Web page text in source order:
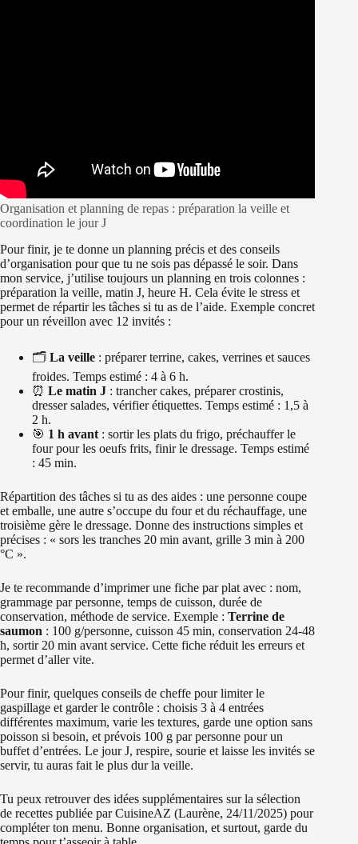
Organisation et planning de repas : préparation la veille et
coordination le jour J
Pour finir, je te donne un planning précis et des conseils
d’organisation pour que tu ne sois pas dépassé le soir. Dans
mon service, j’utilise toujours un planning en trois colonnes :
préparation la veille, matin J, heure H. Cela évite le stress et
permet de répartir les tâches si tu as de l’aide. Exemple concret
pour un réveillon avec 12 invités :
🗂️ La veille : préparer terrine, cakes, verrines et sauces
froides. Temps estimé : 4 à 6 h.
⏰ Le matin J : trancher cakes, préparer crostinis,
dresser salades, vérifier étiquettes. Temps estimé : 1,5 à
2 h.
🎯 1 h avant : sortir les plats du frigo, préchauffer le
four pour les oeufs frits, finir le dressage. Temps estimé
: 45 min.
Répartition des tâches si tu as des aides : une personne coupe
et emballe, une autre s’occupe du four et du réchauffage, une
troisième gère le dressage. Donne des instructions simples et
précises : « sors les tranches 20 min avant, grille 3 min à 200
°C ».
Je te recommande d’imprimer une fiche par plat avec : nom,
grammage par personne, temps de cuisson, durée de
conservation, méthode de service. Exemple : Terrine de
saumon : 100 g/personne, cuisson 45 min, conservation 24-48
h, sortir 20 min avant service. Cette fiche réduit les erreurs et
permet d’aller vite.
Pour finir, quelques conseils de cheffe pour limiter le
gaspillage et garder le contrôle : choisis 3 à 4 entrées
différentes maximum, varie les textures, garde une option sans
poisson si besoin, et prévois 100 g par personne pour un
buffet d’entrées. Le jour J, respire, sourie et laisse les invités se
servir, tu auras fait le plus dur la veille.
Tu peux retrouver des idées supplémentaires sur la sélection
de recettes publiée par CuisineAZ (Laurène, 24/11/2025) pour
compléter ton menu. Bonne organisation, et surtout, garde du